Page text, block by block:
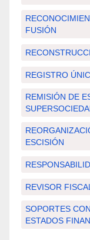
FUSIÓN
REGISTRO
REMISIÓN DE
ESCISIÓN
REVISOR FISCAL
SOPORTES
ESTADOS